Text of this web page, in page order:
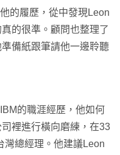
的履歷，從中發現Leon
的很準。顧問也整理了
備紙跟筆請他一邊聆聽
的職涯經歷，他如何
裡進行橫向磨練，在33
灣總經理。他建議Leon